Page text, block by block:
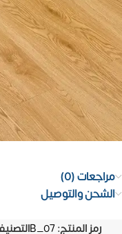
مراجعات (0)
الشحن والتوصيل
رمز المنتج:B_07